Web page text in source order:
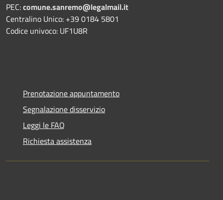
PEC:comune.sanremo@legalmail.it
Centralino Unico: +39 0184 5801
Codice univoco: UF1U8R
Prenotazione appuntamento
Segnalazione disservizio
Leggi le FAQ
Richiesta assistenza